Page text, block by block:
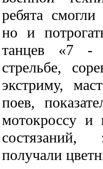
ребята
но и
танцев «7 -
стрельбе,
экстриму,
поев,
мотокроссу и
получали